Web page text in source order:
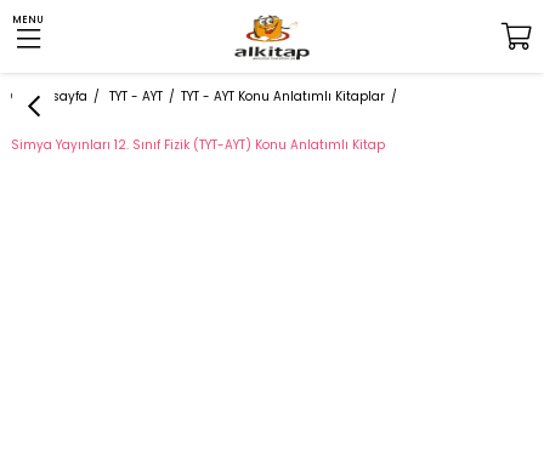
MENU
Anasayfa TYT - AYT TYT - AYT Konu Anlatımlı Kitaplar
Simya Yayınları 12. Sınıf Fizik (TYT-AYT) Konu Anlatımlı Kitap